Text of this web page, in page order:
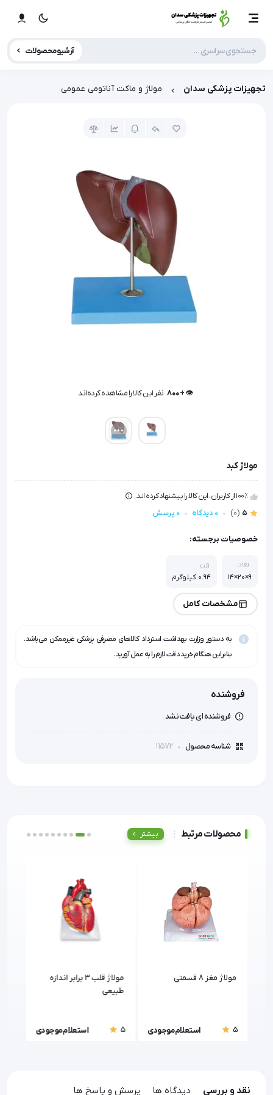
آرشیو محصولات
تجهیزات پزشکی سدان مولاژ و ماکت آناتومی عمومی
👁️ +
800 نفر این کالا را مشاهده کرده‌اند
مولاژ کبد
100٪ از کاربران، این کالا را پیشنهاد کرده اند.
5
(0) 0 دیدگاه 0 پرسش
خصوصیات برجسته:
ابعاد:
9×20×14
وزن:
0.94 کیلوگرم
مشخصات کامل
به دستور وزارت بهداشت استرداد کالاهای مصرفی پزشکی غیرممکن می‌باشد.
بنابراین هنگام خرید دقت لازم را به عمل آورید.
فروشنده
فروشنده ای یافت نشد
شناسه محصول 11572
محصولات مرتبط بیشتر
مولاژ مغز 8 قسمتی
5 استعلام موجودی
مولاژ قلب 3 برابر اندازه
طبیعی
5 استعلام موجودی
نقد و بررسی دیدگاه ها پرسش و پاسخ ها